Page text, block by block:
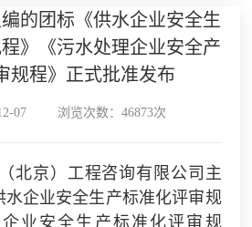
的团标《供水企业安全生
》《污水处理企业安全产
规程》正式批准发布
07 浏览次数：46873次
北京）工程咨询有限公司主
企业安全生产标准化评审规
业安全生产标准化评审规